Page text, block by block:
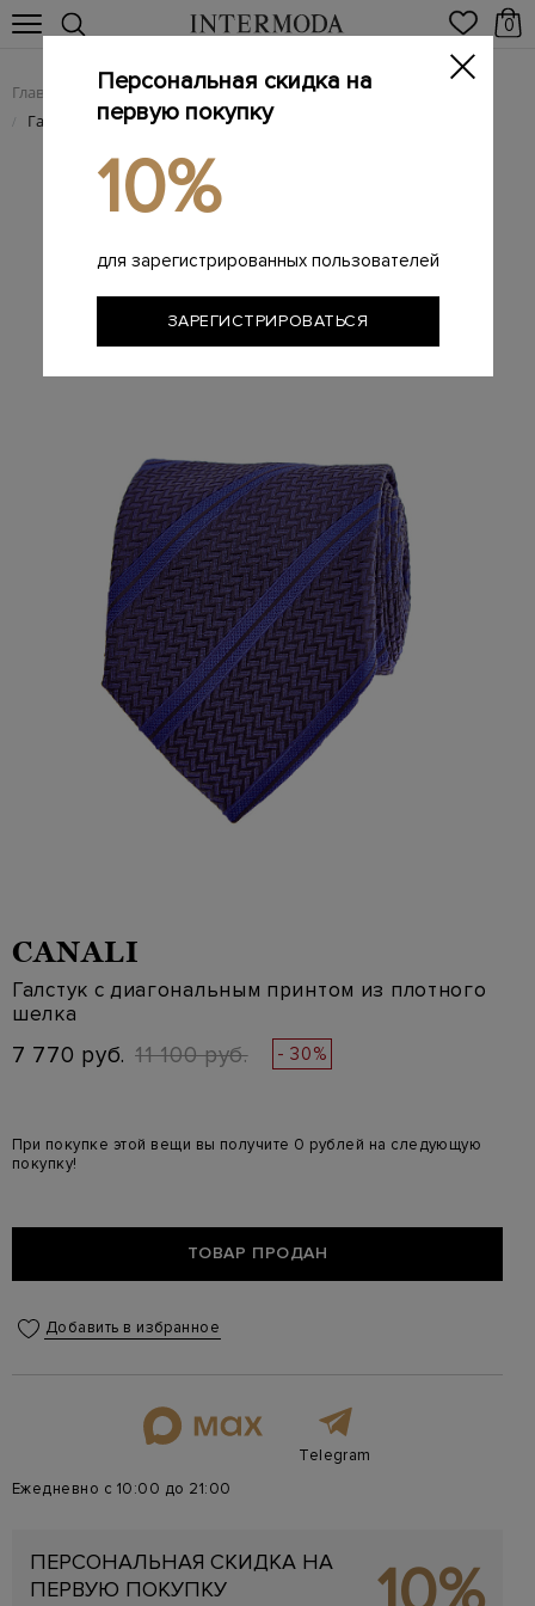
0
Главная Мужчинам / Аксессуары / Галстуки
/ Галстук с диагональным принтом из плотного шелка
CANALI
Галстук с диагональным принтом из плотного
шелка
7 770 руб. 11 100 руб. - 30%
При покупке этой вещи вы получите 0 рублей на следующую
покупку!
ТОВАР ПРОДАН
Добавить в избранное
Telegram
Ежедневно с 10:00 до 21:00
ПЕРСОНАЛЬНАЯ СКИДКА НА
ПЕРВУЮ ПОКУПКУ
Персональная скидка на
первую покупку
10%
для зарегистрированных пользователей
ЗАРЕГИСТРИРОВАТЬСЯ